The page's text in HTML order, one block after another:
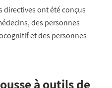
directives ont été conçus
des personnes
et des personnes
à outils de